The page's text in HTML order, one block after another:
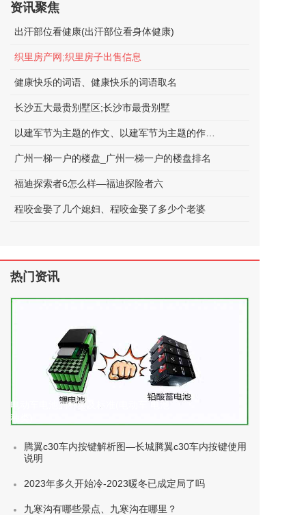
资讯聚焦
出汗部位看健康(出汗部位看身体健康)
织里房产网;织里房子出售信息
健康快乐的词语、健康快乐的词语取名
长沙五大最贵别墅区;长沙市最贵别墅
广州一梯一户的楼盘_广州一梯一户的楼盘排名
福迪探索者6怎么样—福迪探险者六
程咬金娶了几个媳妇、程咬金娶了多少个老婆
热门资讯
电动车电池的种类及标准(电动车 电池
种类)
腾翼c30车内按键解析图—长城腾翼c30车内按键使用
说明
2023年多久开始冷-2023暖冬已成定局了吗
九寒沟有哪些景点、九寒沟在哪里？